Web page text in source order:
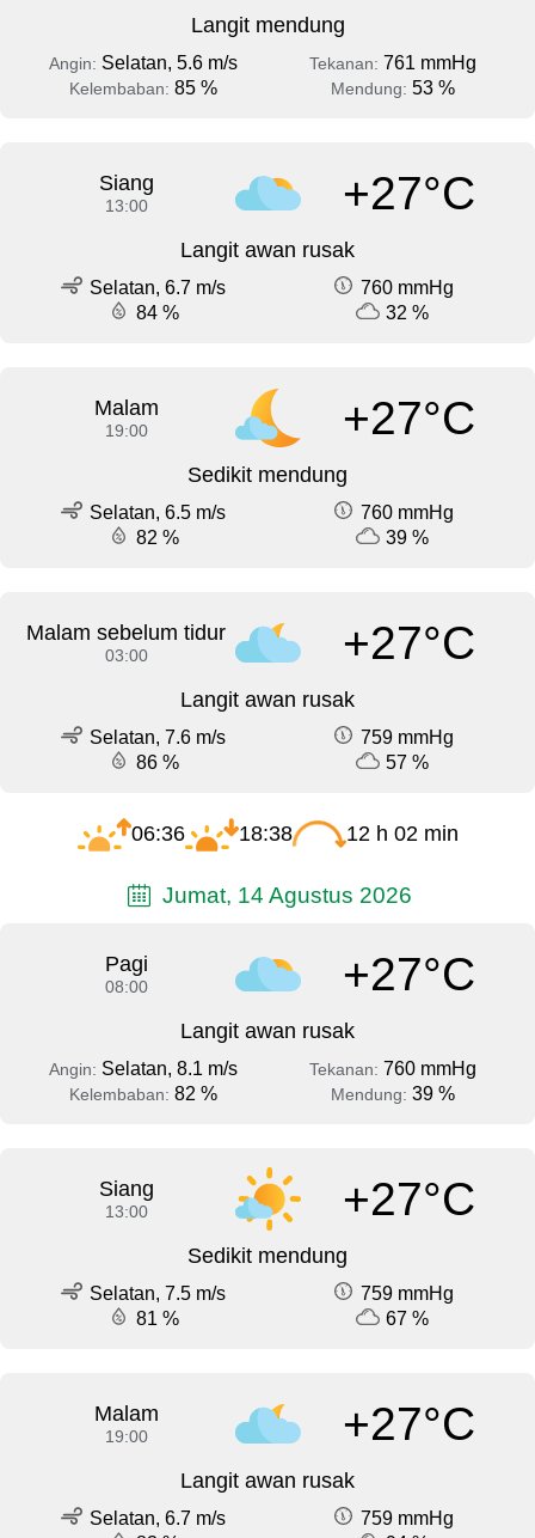
Langit mendung
Angin: Selatan, 5.6 m/s Tekanan: 761 mmHg
Kelembaban: 85 % Mendung: 53 %
Siang
13:00 +27°C
Langit awan rusak
Selatan, 6.7 m/s
760 mmHg
84 %
32 %
Malam
19:00 +27°C
Sedikit mendung
Selatan, 6.5 m/s
760 mmHg
82 %
39 %
Malam sebelum tidur
03:00 +27°C
Langit awan rusak
Selatan, 7.6 m/s
759 mmHg
86 %
57 %
06:36 18:38 12 h 02 min
Jumat, 14 Agustus 2026
Pagi
08:00 +27°C
Langit awan rusak
Angin: Selatan, 8.1 m/s Tekanan: 760 mmHg
Kelembaban: 82 % Mendung: 39 %
Siang
13:00 +27°C
Sedikit mendung
Selatan, 7.5 m/s
759 mmHg
81 %
67 %
Malam
19:00 +27°C
Langit awan rusak
Selatan, 6.7 m/s
759 mmHg